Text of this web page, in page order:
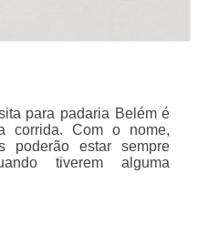
para padaria Belém é
corrida. Com o nome,
poderão estar sempre
tiverem alguma